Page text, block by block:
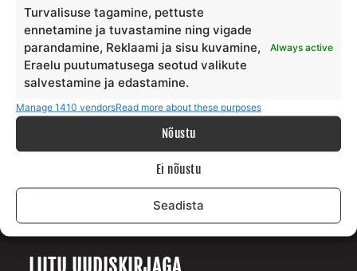
Turvalisuse tagamine, pettuste
ennetamine ja tuvastamine ning vigade
parandamine, Reklaami ja sisu kuvamine,
Eraelu puutumatusega seotud valikute
salvestamine ja edastamine.
Always active
Manage 1410 vendorsRead more about these purposes
Nõustu
Ei nõustu
Seadista
Meie lugu
Teenus
Galerii
Surfiblogi
Toetajad
Kontakt
TINGIMUSED
Andmekaitse tingimused
Teenuste ja ostu tingimused